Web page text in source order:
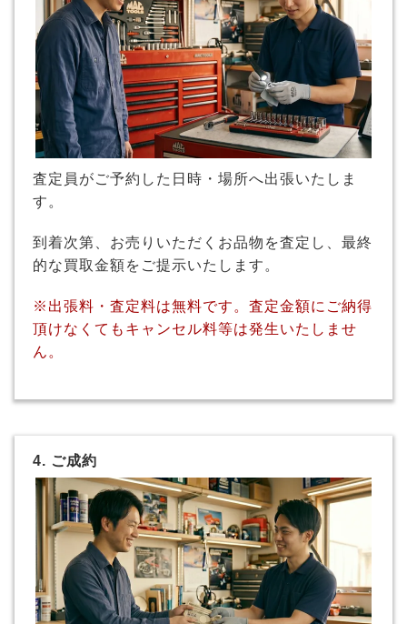
査定員がご予約した日時・場所へ出張いたしま
す。
到着次第、お売りいただくお品物を査定し、最終
的な買取金額をご提示いたします。
※出張料・査定料は無料です。査定金額にご納得
頂けなくてもキャンセル料等は発生いたしませ
ん。
4. ご成約